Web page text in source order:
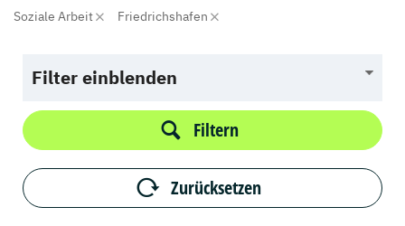
Soziale Arbeit Friedrichshafen
Filter einblenden
Filtern
Zurücksetzen